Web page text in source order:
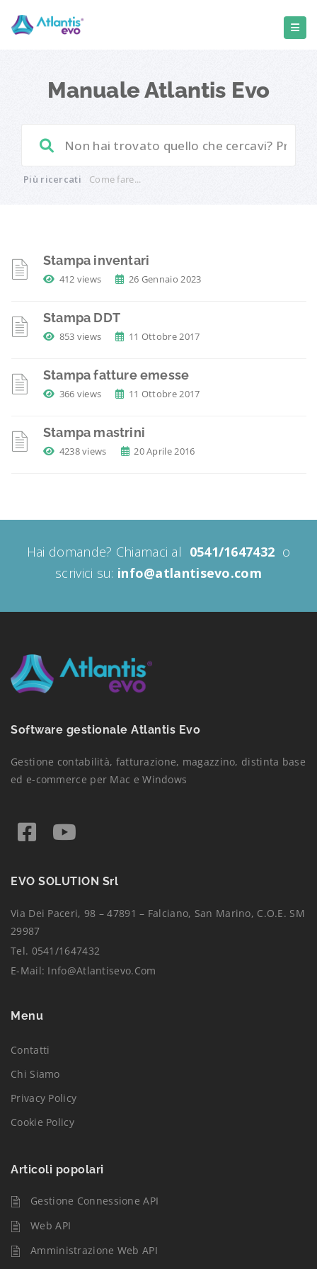
Manuale Atlantis Evo
Più ricercati Come fare...
Stampa inventari
412 views 26 Gennaio 2023
Stampa DDT
853 views 11 Ottobre 2017
Stampa fatture emesse
366 views 11 Ottobre 2017
Stampa mastrini
4238 views 20 Aprile 2016
Hai domande? Chiamaci al 0541/1647432 o
scrivici su: info@atlantisevo.com
Software gestionale Atlantis Evo
Gestione contabilità, fatturazione, magazzino, distinta base
ed e-commerce per Mac e Windows
EVO SOLUTION Srl
Via Dei Paceri, 98 – 47891 – Falciano, San Marino, C.O.E. SM
29987
Tel. 0541/1647432
E-Mail: Info@atlantisevo.com
Menu
Contatti
Chi Siamo
Privacy Policy
Cookie Policy
Articoli popolari
Gestione Connessione API
Web API
Amministrazione Web API